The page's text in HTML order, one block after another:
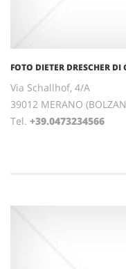
FOTO DIETER DRESCHER DI
Via Schallhof, 4/A
39012 MERANO
Tel. +39.0473234566